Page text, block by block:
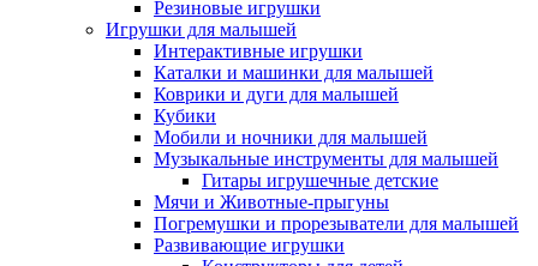
Резиновые игрушки
Игрушки для малышей
Интерактивные игрушки
Каталки и машинки для малышей
Коврики и дуги для малышей
Кубики
Мобили и ночники для малышей
Музыкальные инструменты для малышей
Гитары игрушечные детские
Мячи и Животные-прыгуны
Погремушки и прорезыватели для малышей
Развивающие игрушки